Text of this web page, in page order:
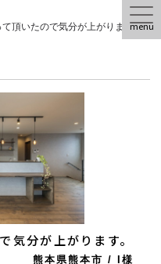
menu
頂いたので気分が上がります。
気分が上がります。
熊本県熊本市 / I様